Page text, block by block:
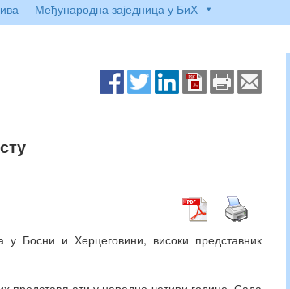
Међународна заједница у БиХ
Босни и Херцеговини, високи представник